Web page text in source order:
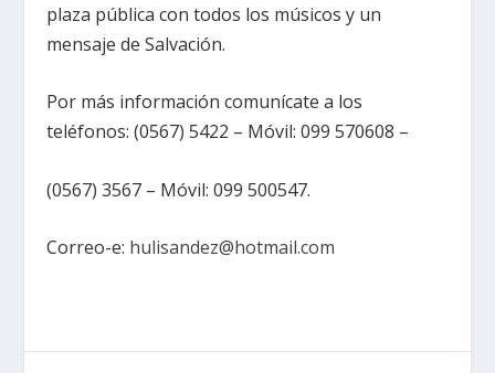
plaza pública con todos los músicos y un
mensaje de Salvación.
Por más información comunícate a los
teléfonos: (0567) 5422 – Móvil: 099 570608 –
(0567) 3567 – Móvil: 099 500547.
Correo-e: hulisandez@hotmail.com